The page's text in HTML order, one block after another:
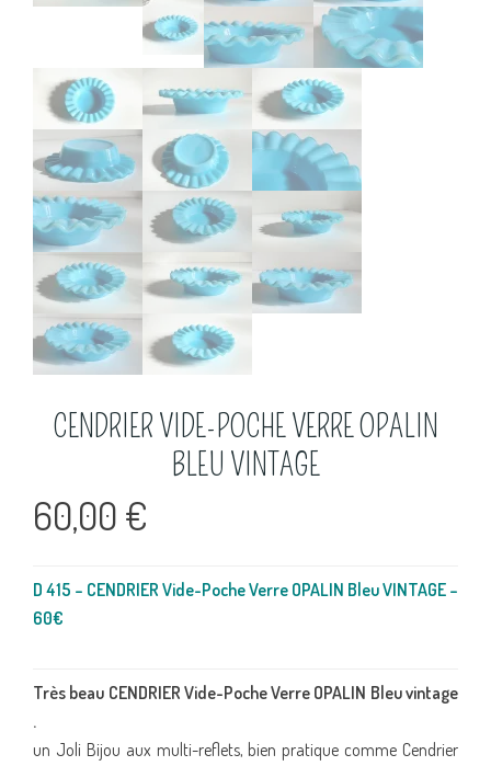
CENDRIER VIDE-POCHE VERRE OPALIN
BLEU VINTAGE
60,00 €
D 415 – CENDRIER Vide-Poche Verre OPALIN Bleu VINTAGE –
60€
Très beau CENDRIER Vide-Poche Verre OPALIN Bleu vintage
.
un Joli Bijou aux multi-reflets, bien pratique comme Cendrier